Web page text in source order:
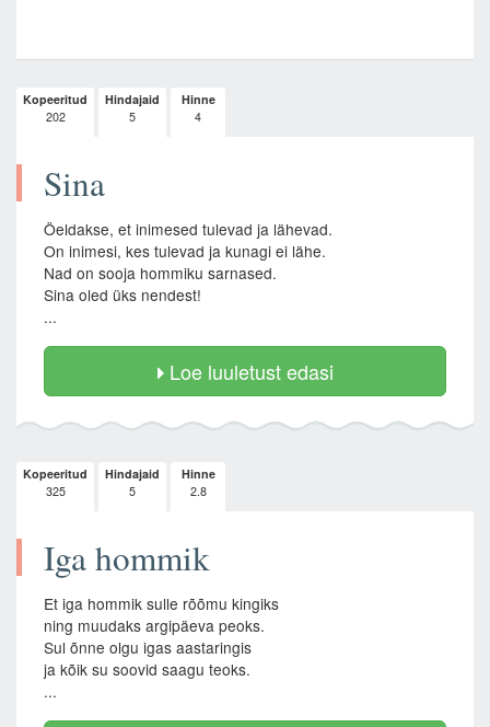
Kopeeritud
202
Hindajaid
5
Hinne
4
Sina
Öeldakse, et inimesed tulevad ja lähevad.
On inimesi, kes tulevad ja kunagi ei lähe.
Nad on sooja hommiku sarnased.
Sina oled üks nendest!
...
Loe luuletust edasi
Kopeeritud
325
Hindajaid
5
Hinne
2.8
Iga hommik
Et iga hommik sulle rõõmu kingiks
ning muudaks argipäeva peoks.
Sul õnne olgu igas aastaringis
ja kõik su soovid saagu teoks.
...